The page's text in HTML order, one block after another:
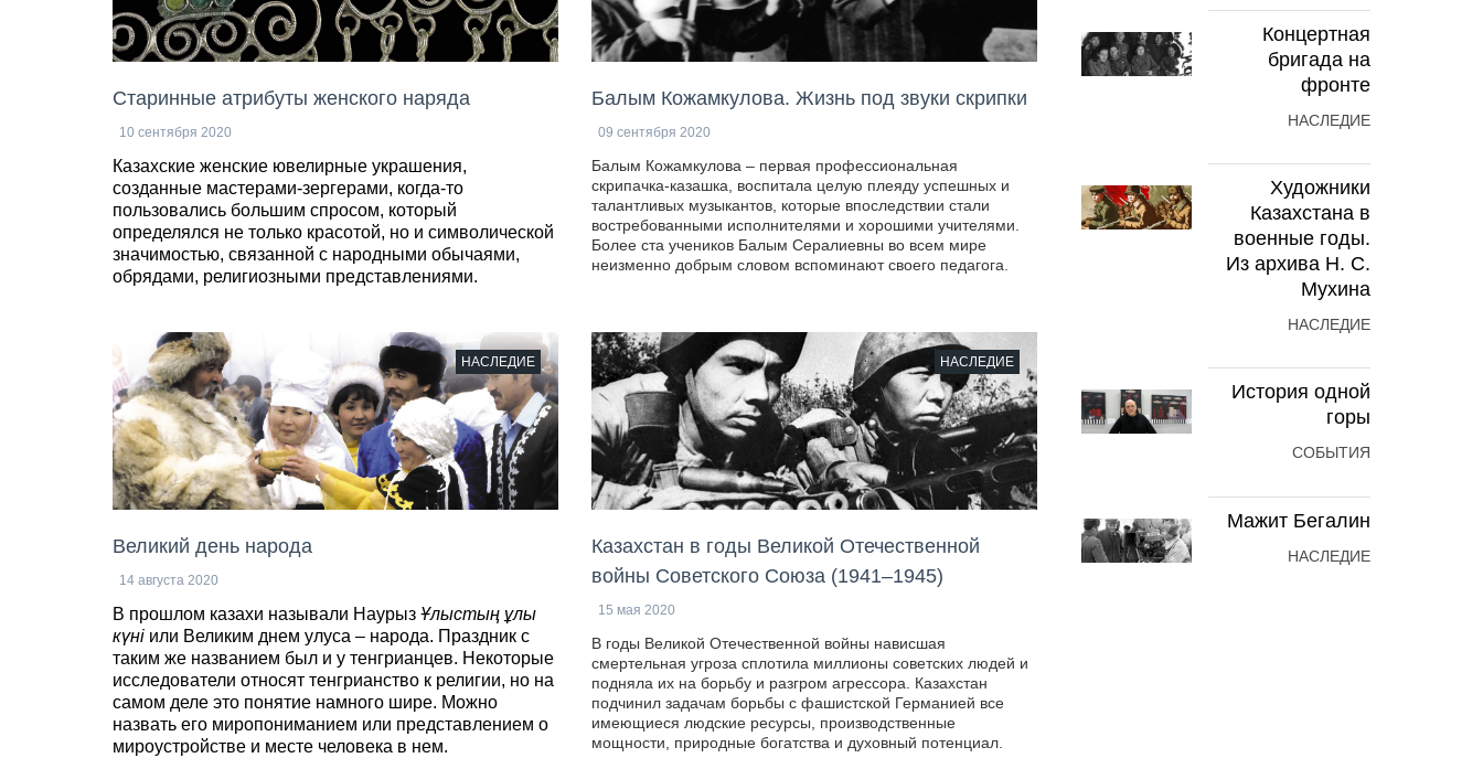
Старинные атрибуты женского наряда
10 сентября 2020
Казахские женские ювелирные украшения,
созданные мастерами-зергерами, когда-то
пользовались большим спросом, который
определялся не только красотой, но и символической
значимостью, связанной с народными обычаями,
обрядами, религиозными представлениями.
Балым Кожамкулова. Жизнь под звуки скрипки
09 сентября 2020
Балым Кожамкулова – первая профессиональная
скрипачка-казашка, воспитала целую плеяду успешных и
талантливых музыкантов, которые впоследствии стали
востребованными исполнителями и хорошими учителями.
Более ста учеников Балым Сералиевны во всем мире
неизменно добрым словом вспоминают своего педагога.
Великий день народа
НАСЛЕДИЕ
14 августа 2020
В прошлом казахи называли Наурыз Ұлыстың ұлы
күні или Великим днем улуса – народа. Праздник с
таким же названием был и у тенгрианцев. Некоторые
исследователи относят тенгрианство к религии, но на
самом деле это понятие намного шире. Можно
назвать его миропониманием или представлением о
мироустройстве и месте человека в нем.
Казахстан в годы Великой Отечественной
войны Советского Союза (1941–1945)
НАСЛЕДИЕ
15 мая 2020
В годы Великой Отечественной войны нависшая
смертельная угроза сплотила миллионы советских людей и
подняла их на борьбу и разгром агрессора. Казахстан
подчинил задачам борьбы с фашистской Германией все
имеющиеся людские ресурсы, производственные
мощности, природные богатства и духовный потенциал.
Концертная
бригада на
фронте
НАСЛЕДИЕ
Художники
Казахстана в
военные годы.
Из архива Н. С.
Мухина
НАСЛЕДИЕ
История одной
горы
СОБЫТИЯ
Мажит Бегалин
НАСЛЕДИЕ